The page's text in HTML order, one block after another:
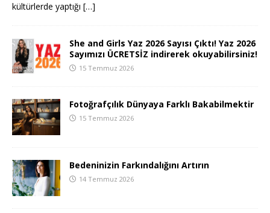
kültürlerde yaptığı […]
She and Girls Yaz 2026 Sayısı Çıktı! Yaz 2026
Sayımızı ÜCRETSİZ indirerek okuyabilirsiniz!
15 Temmuz 2026
Fotoğrafçılık Dünyaya Farklı Bakabilmektir
15 Temmuz 2026
Bedeninizin Farkındalığını Artırın
14 Temmuz 2026